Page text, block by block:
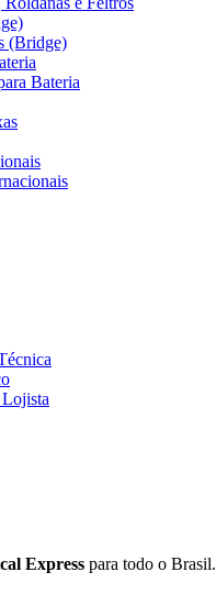
(Bridge)
Bateria
Express para todo o Brasil.